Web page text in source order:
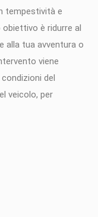
tempestività e
è ridurre al
alla tua avventura o
viene
del
veicolo, per